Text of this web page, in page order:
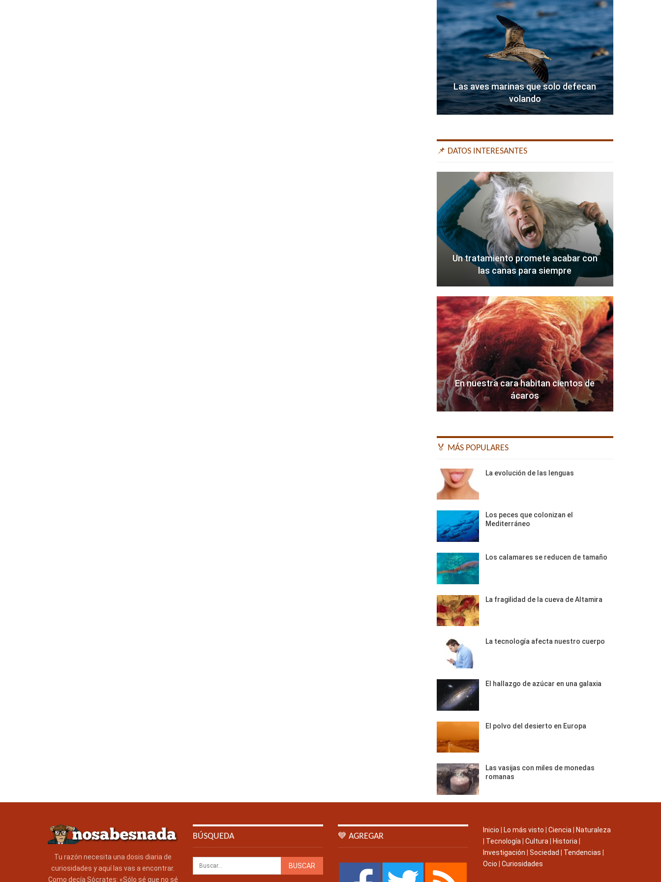
Las aves marinas que solo defecan
volando
📌 DATOS INTERESANTES
Un tratamiento promete acabar con
las canas para siempre
En nuestra cara habitan cientos de
ácaros
🏅 MÁS POPULARES
La evolución de las lenguas
Los peces que colonizan el
Mediterráneo
Los calamares se reducen de tamaño
La fragilidad de la cueva de Altamira
La tecnología afecta nuestro cuerpo
El hallazgo de azúcar en una galaxia
El polvo del desierto en Europa
Las vasijas con miles de monedas
romanas
Tu razón necesita una dosis diaria de
curiosidades y aquí las vas a encontrar.
Como decía Sócrates: «Sólo sé que no sé
BÚSQUEDA 💙 AGREGAR
Inicio Lo más visto Ciencia
Naturaleza
Tecnología Cultura Historia
Investigación
Sociedad Tendencias
Ocio
Curiosidades